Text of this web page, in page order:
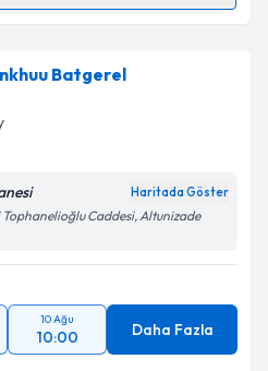
e-posta ile
kişisel verilerimin belirtilen
kabul ediyorum.
Talebini Gönder
Batgerel
Haritada Göster
Caddesi, Altunizade
10 Ağu
10:00 Daha Fazla